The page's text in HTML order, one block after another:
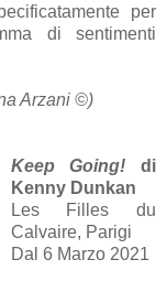
per
di sentimenti
Arzani ©)
Keep Going! di
Kenny Dunkan
Les Filles du
Calvaire, Parigi
Dal 6 Marzo 2021